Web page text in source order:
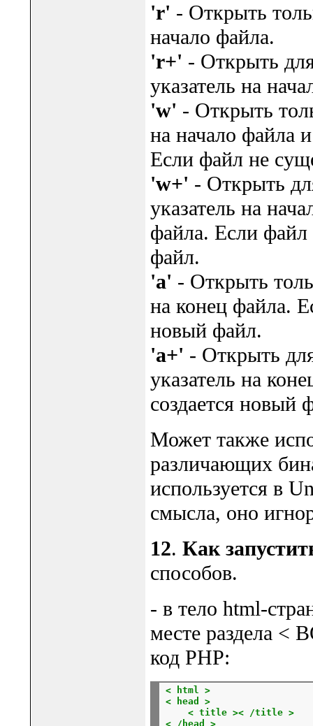
'r' - Открыть
начало файла.
'r+' - Открыть
указатель на
'w' - Открыть
на начало файла
Если файл не
'w+' - Открыть
указатель на
файла. Если файл
файл.
'a' - Открыть
на конец файла.
новый файл.
'a+' - Открыть
указатель на
создается новый
Может также
различающих
используется в
смысла, оно
12. Как
способов.
- в тело html-
месте раздела <
код PHP:
< html >
< head >
< title >< /title >
< /head >